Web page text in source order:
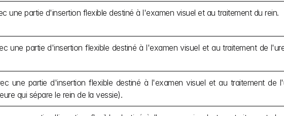
une partie d'insertion flexible destiné à l'examen visuel et au traitement du rein.
une partie d'insertion flexible destiné à l'examen visuel et au traitement de
une partie d'insertion flexible destiné à l'examen visuel et au traitement de
qui sépare le rein de la vessie).